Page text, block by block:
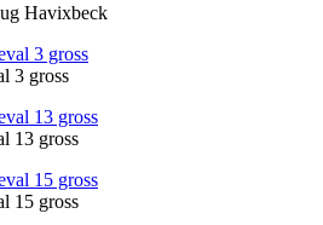
Havixbeck
3 gross
13 gross
15 gross